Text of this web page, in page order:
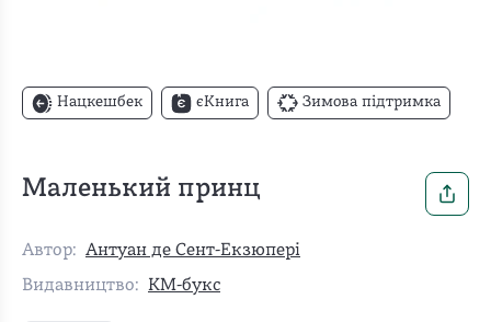
Нацкешбек єКнига Зимова підтримка
Маленький принц
Автор: Антуан де Сент-Екзюпері
Видавництво: КМ-букс